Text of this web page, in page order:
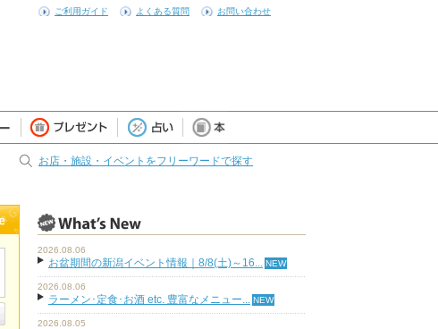
ご利用ガイド よくある質問 お問い合わせ
お店・施設・イベントをフリーワードで探す
2026.08.06
お盆期間の新潟イベント情報｜8/8(土)～16...
2026.08.06
ラーメン･定食･お酒 etc. 豊富なメニュー...
2026.08.05